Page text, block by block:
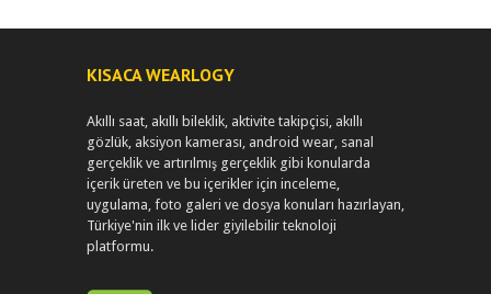
KISACA WEARLOGY
Akıllı saat, akıllı bileklik, aktivite takipçisi, akıllı
gözlük, aksiyon kamerası, android wear, sanal
gerçeklik ve artırılmış gerçeklik gibi konularda
içerik üreten ve bu içerikler için inceleme,
uygulama, foto galeri ve dosya konuları hazırlayan,
Türkiye'nin ilk ve lider giyilebilir teknoloji
platformu.